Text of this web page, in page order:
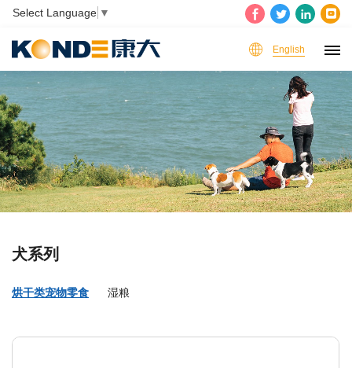
Select Language ▼
English
犬系列
烘干类宠物零食 湿粮